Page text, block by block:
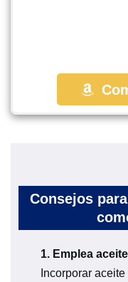
Consejos
1. Emplea
Incorporar